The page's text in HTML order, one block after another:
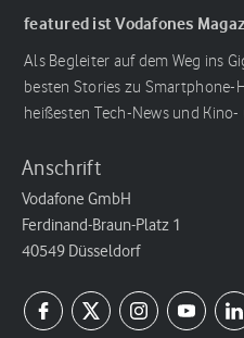
featured ist Vodafones
Als Begleiter auf dem Weg ins
besten Stories zu Smartphone-
heißesten Tech-News und
Anschrift
Vodafone GmbH
Ferdinand-Braun-Platz 1
40549 Düsseldorf